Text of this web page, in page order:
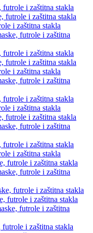
futrole i zaštitna stakla
futrole i zaštitna stakla
i zaštitna stakla
futrole i zaštitna
futrole i zaštitna stakla
futrole i zaštitna stakla
i zaštitna stakla
futrole i zaštitna
futrole i zaštitna stakla
i zaštitna stakla
futrole i zaštitna stakla
futrole i zaštitna
futrole i zaštitna stakla
i zaštitna stakla
futrole i zaštitna stakla
futrole i zaštitna
futrole i zaštitna stakla
futrole i zaštitna stakla
futrole i zaštitna
futrole i zaštitna stakla